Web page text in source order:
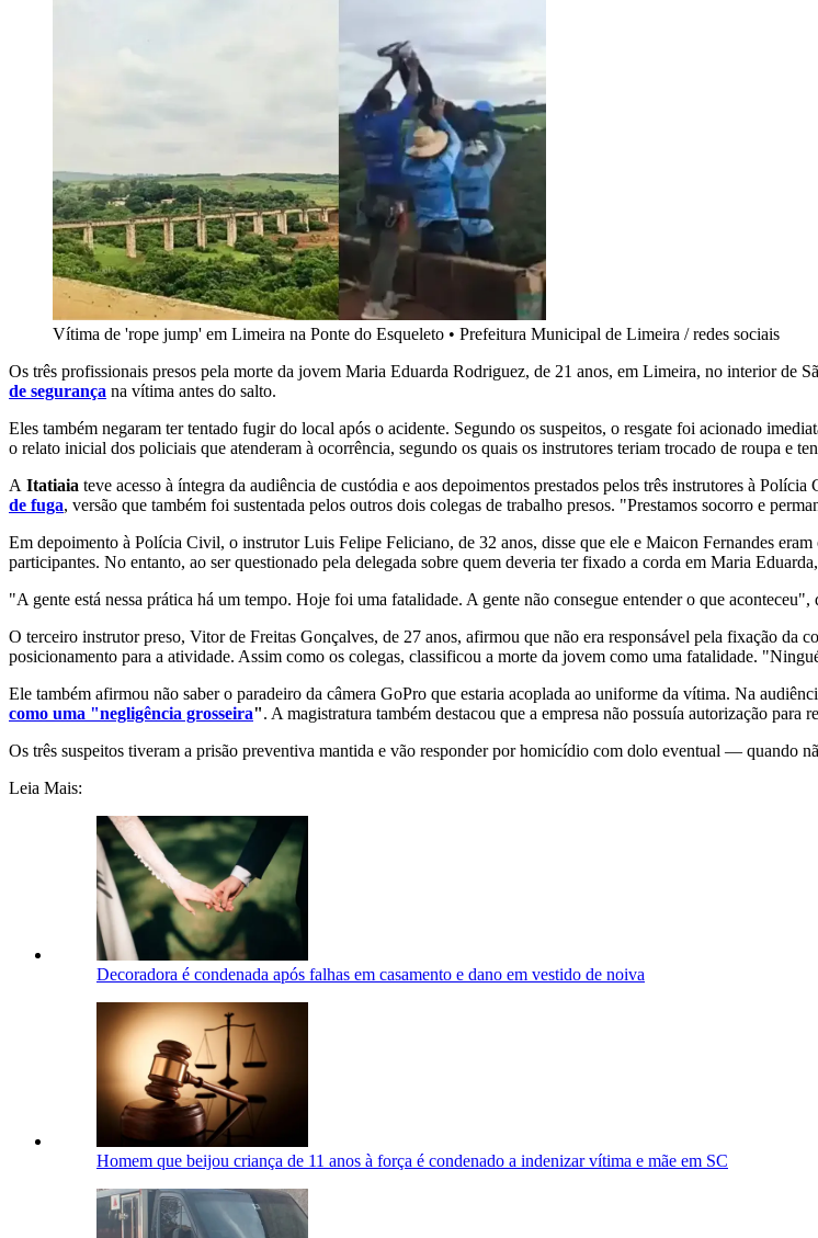
Vítima de 'rope jump' em Limeira na Ponte do Esqueleto • Prefeitura Municipal de Limeira / redes sociais
Os três profissionais presos pela morte da jovem Maria Eduarda Rodriguez, de 21 anos, em Limeira, no interior de
de segurança na vítima antes do salto.
Eles também negaram ter tentado fugir do local após o acidente. Segundo os suspeitos, o resgate foi acionado
o relato inicial dos policiais que atenderam à ocorrência, segundo os quais os instrutores teriam trocado de roupa e
A Itatiaia teve acesso à íntegra da audiência de custódia e aos depoimentos prestados pelos três instrutores à
de fuga, versão que também foi sustentada pelos outros dois colegas de trabalho presos. "Prestamos socorro e
Em depoimento à Polícia Civil, o instrutor Luis Felipe Feliciano, de 32 anos, disse que ele e Maicon Fernandes
participantes. No entanto, ao ser questionado pela delegada sobre quem deveria ter fixado a corda em Maria
"A gente está nessa prática há um tempo. Hoje foi uma fatalidade. A gente não consegue entender o que
O terceiro instrutor preso, Vitor de Freitas Gonçalves, de 27 anos, afirmou que não era responsável pela fixação da
posicionamento para a atividade. Assim como os colegas, classificou a morte da jovem como uma fatalidade.
Ele também afirmou não saber o paradeiro da câmera GoPro que estaria acoplada ao uniforme da vítima. Na
como uma "negligência grosseira". A magistratura também destacou que a empresa não possuía autorização
Os três suspeitos tiveram a prisão preventiva mantida e vão responder por homicídio com dolo eventual — quando
Leia Mais:
Decoradora é condenada após falhas em casamento e dano em vestido de noiva
Homem que beijou criança de 11 anos à força é condenado a indenizar vítima e mãe em SC